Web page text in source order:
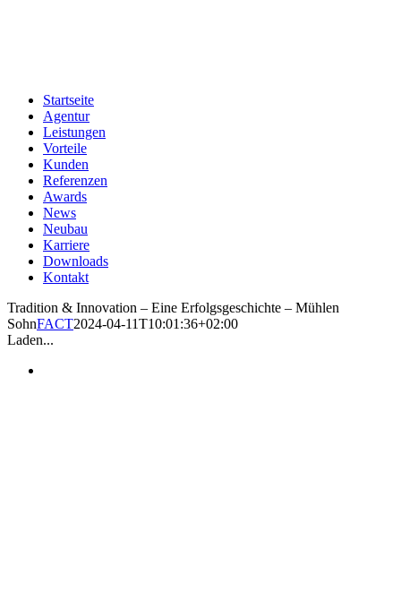
Startseite
Agentur
Leistungen
Vorteile
Kunden
Referenzen
Awards
News
Neubau
Karriere
Downloads
Kontakt
Tradition & Innovation – Eine Erfolgsgeschichte – Mühlen
SohnFACT2024-04-11T10:01:36+02:00
Laden...